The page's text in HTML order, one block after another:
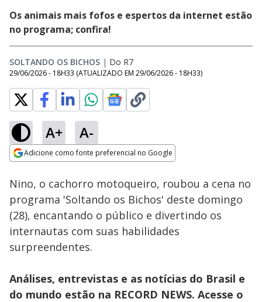
Os animais mais fofos e espertos da internet estão
no programa; confira!
SOLTANDO OS BICHOS | Do R7
29/06/2026 - 18H33 (ATUALIZADO EM 29/06/2026 - 18H33)
A+ A-
Adicione como fonte preferencial no Google
Ativar
Loaded:
3.01%
Nino, o cachorro motoqueiro, roubou a cena no
programa 'Soltando os Bichos' deste domingo
(28), encantando o público e divertindo os
internautas com suas habilidades
surpreendentes.
Análises, entrevistas e as notícias do Brasil e
do mundo estão na RECORD NEWS. Acesse o